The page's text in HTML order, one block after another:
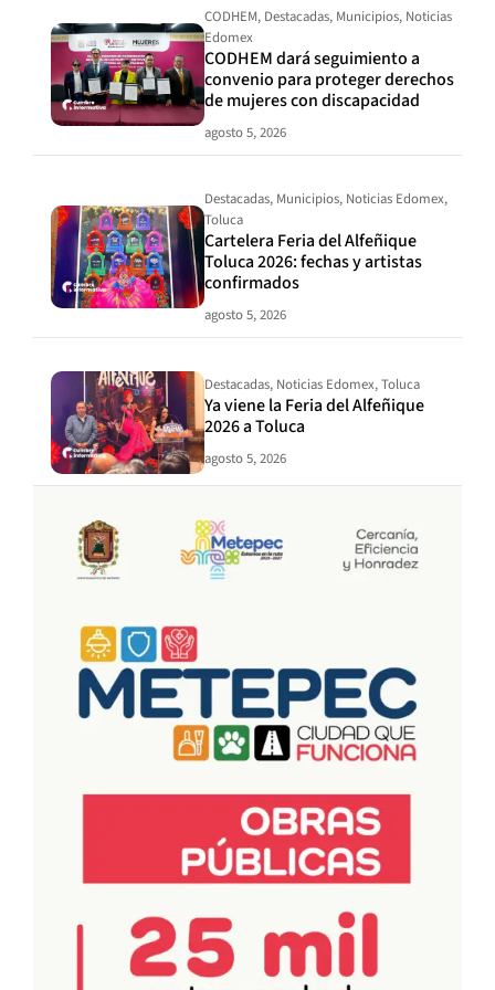
CODHEM, Destacadas, Municipios, Noticias
Edomex
CODHEM dará seguimiento a
convenio para proteger derechos
de mujeres con discapacidad
agosto 5, 2026
Destacadas, Municipios, Noticias Edomex,
Toluca
Cartelera Feria del Alfeñique
Toluca 2026: fechas y artistas
confirmados
agosto 5, 2026
Destacadas, Noticias Edomex,Toluca
Ya viene la Feria del Alfeñique
2026 a Toluca
agosto 5, 2026